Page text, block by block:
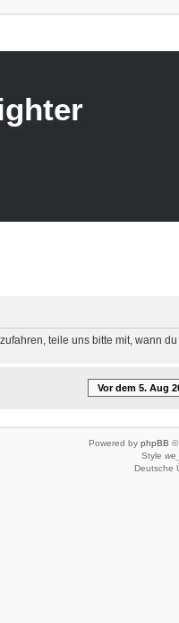
teile uns bitte mit, wann
Vor dem 5. Aug
Powered by phpBB ©
Style
Deutsche